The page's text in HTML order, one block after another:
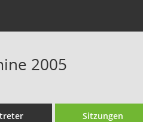
2005
Sitzungen